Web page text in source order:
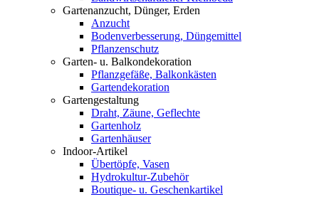
Gartenanzucht, Dünger, Erden
Anzucht
Bodenverbesserung, Düngemittel
Pflanzenschutz
Garten- u. Balkondekoration
Pflanzgefäße, Balkonkästen
Gartendekoration
Gartengestaltung
Draht, Zäune, Geflechte
Gartenholz
Gartenhäuser
Indoor-Artikel
Übertöpfe, Vasen
Hydrokultur-Zubehör
Boutique- u. Geschenkartikel